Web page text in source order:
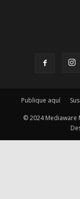
Publique aquí
© 2024 Mediaware